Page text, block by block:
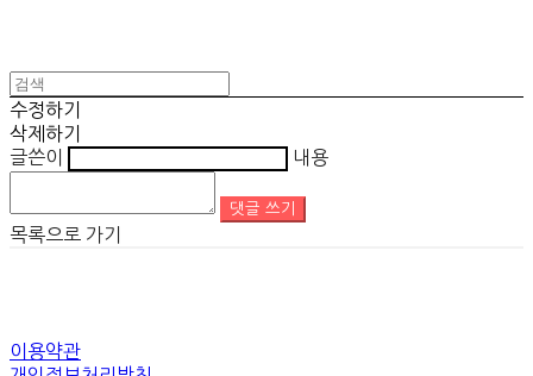
수정하기
삭제하기
글쓴이
내용
댓글 쓰기
목록으로 가기
이용약관